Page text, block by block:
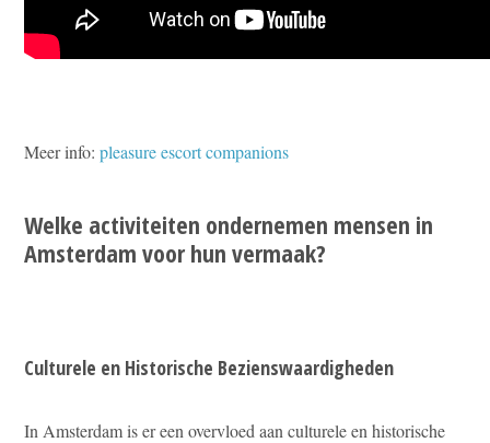
Meer info:pleasure escort companions
Welke activiteiten ondernemen mensen in
Amsterdam voor hun vermaak?
Culturele en Historische Bezienswaardigheden
In Amsterdam is er een overvloed aan culturele en historische